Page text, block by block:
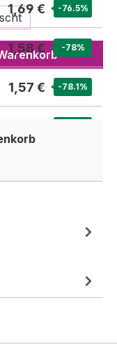
1,69 € -76.5%
1,58 € -78%
1,57 € -78.1%